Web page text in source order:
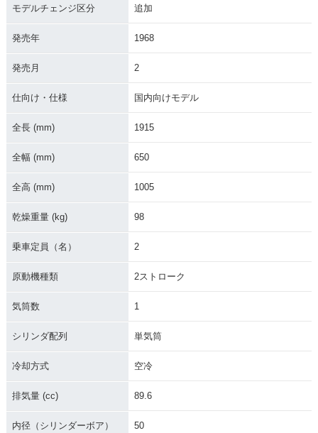
モデルチェンジ区分 追加
発売年 1968
発売月 2
仕向け・仕様 国内向けモデル
全長 (mm) 1915
全幅 (mm) 650
全高 (mm) 1005
乾燥重量 (kg) 98
乗車定員（名） 2
原動機種類 2ストローク
気筒数 1
シリンダ配列 単気筒
冷却方式 空冷
排気量 (cc) 89.6
内径（シリンダーボア）
50